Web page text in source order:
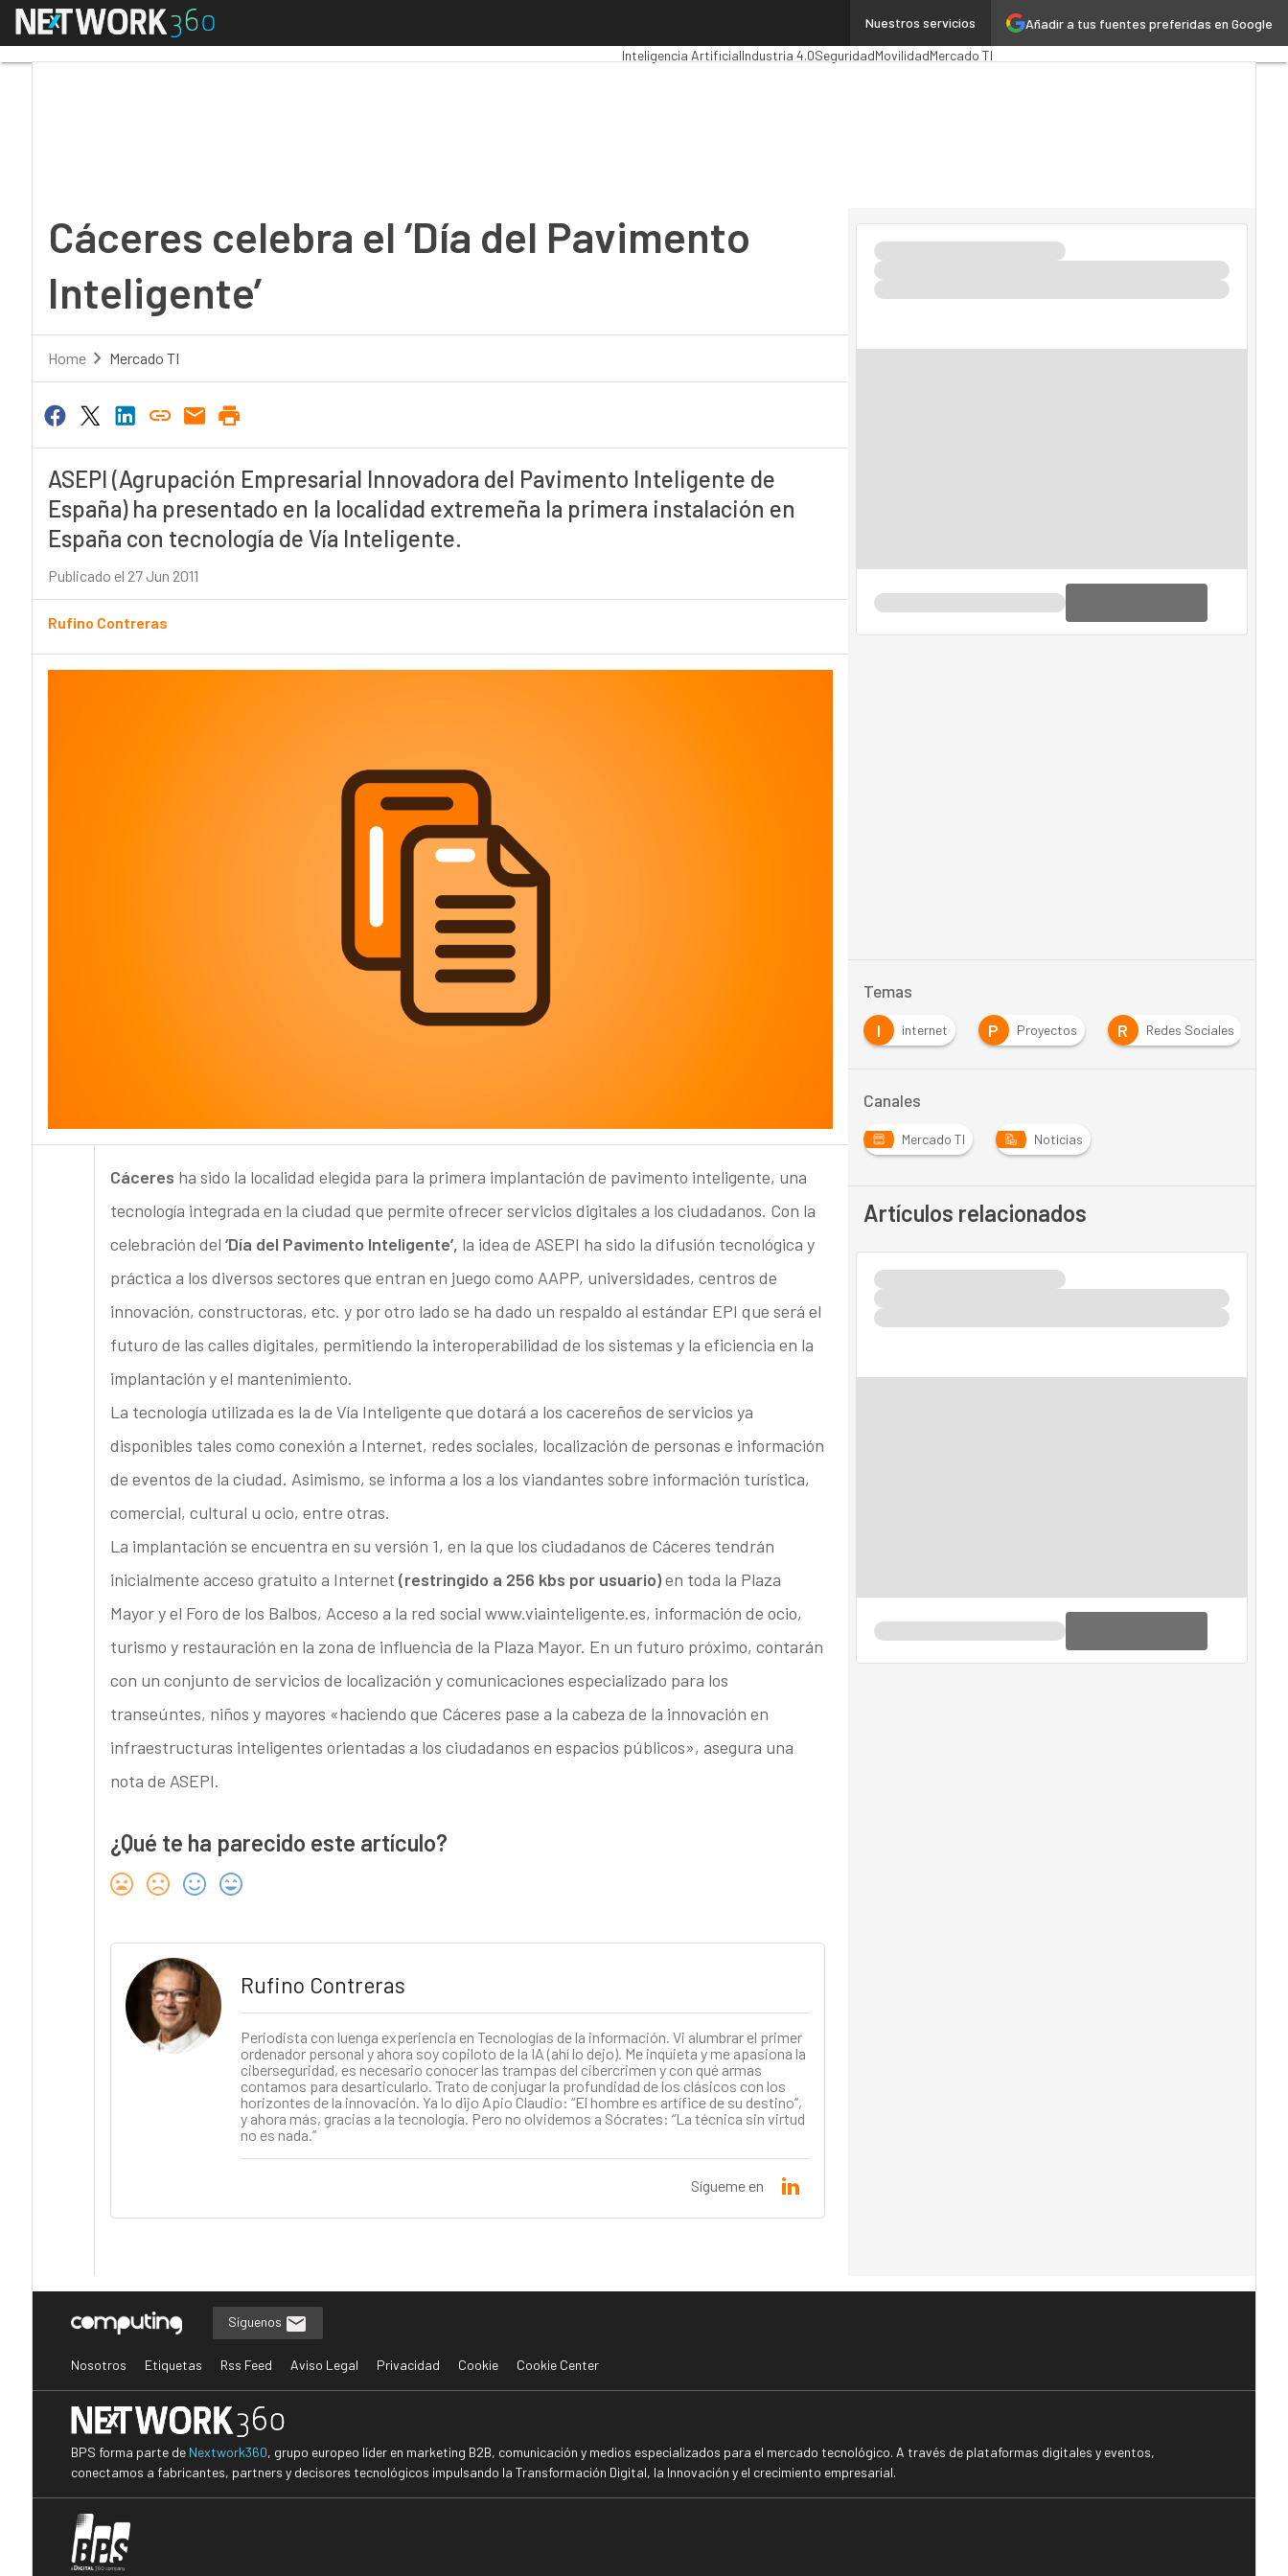
Añadir a tus fuentes preferidas en Google
Nuestros servicios
Menú Administración PúblicaMarTechCloud
Inteligencia ArtificialIndustria 4.0SeguridadMovilidadMercado TI
Cáceres celebra el ‘Día del Pavimento
Inteligente’
Home Mercado TI
ASEPI (Agrupación Empresarial Innovadora del Pavimento Inteligente de
España) ha presentado en la localidad extremeña la primera instalación en
España con tecnología de Vía Inteligente.
Publicado el 27 Jun 2011
Rufino Contreras
Cáceres ha sido la localidad elegida para la primera implantación de pavimento inteligente, una
tecnología integrada en la ciudad que permite ofrecer servicios digitales a los ciudadanos. Con la
celebración del ‘Día del Pavimento Inteligente’, la idea de ASEPI ha sido la difusión tecnológica y
práctica a los diversos sectores que entran en juego como AAPP, universidades, centros de
innovación, constructoras, etc. y por otro lado se ha dado un respaldo al estándar EPI que será el
futuro de las calles digitales, permitiendo la interoperabilidad de los sistemas y la eficiencia en la
implantación y el mantenimiento.
La tecnología utilizada es la de Vía Inteligente que dotará a los cacereños de servicios ya
disponibles tales como conexión a Internet, redes sociales, localización de personas e información
de eventos de la ciudad. Asimismo, se informa a los a los viandantes sobre información turística,
comercial, cultural u ocio, entre otras.
La implantación se encuentra en su versión 1, en la que los ciudadanos de Cáceres tendrán
inicialmente acceso gratuito a Internet (restringido a 256 kbs por usuario)en toda la Plaza
Mayor y el Foro de los Balbos, Acceso a la red social www.viainteligente.es, información de ocio,
turismo y restauración en la zona de influencia de la Plaza Mayor. En un futuro próximo, contarán
con un conjunto de servicios de localización y comunicaciones especializado para los
transeúntes, niños y mayores «haciendo que Cáceres pase a la cabeza de la innovación en
infraestructuras inteligentes orientadas a los ciudadanos en espacios públicos», asegura una
nota de ASEPI.
¿Qué te ha parecido este artículo?
Rufino Contreras
Periodista con luenga experiencia en Tecnologías de la información. Vi alumbrar el primer
ordenador personal y ahora soy copiloto de la IA (ahí lo dejo). Me inquieta y me apasiona la
ciberseguridad, es necesario conocer las trampas del cibercrimen y con qué armas
contamos para desarticularlo. Trato de conjugar la profundidad de los clásicos con los
horizontes de la innovación. Ya lo dijo Apio Claudio: “El hombre es artífice de su destino”,
y ahora más, gracias a la tecnología. Pero no olvidemos a Sócrates: “La técnica sin virtud
no es nada.”
Sígueme en
Temas
I internet P Proyectos R Redes Sociales
Canales
Mercado TI Noticias
Artículos relacionados
Síguenos
Nosotros Etiquetas Rss Feed Aviso Legal Privacidad Cookie Cookie Center
BPS forma parte de Nextwork360, grupo europeo líder en marketing B2B, comunicación y medios especializados para el mercado tecnológico. A través de plataformas digitales y eventos,
conectamos a fabricantes, partners y decisores tecnológicos impulsando la Transformación Digital, la Innovación y el crecimiento empresarial.